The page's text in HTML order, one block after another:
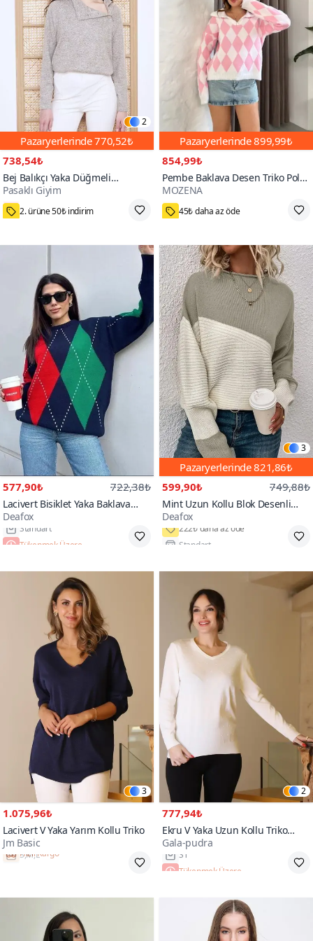
2
Pazaryerlerinde770,52₺
738,54₺
Bej Balıkçı Yaka Düğmeli
Yumuşak Kışlık Kazak
Pasaklı Giyim
500+
2. ürüne 50₺ indirim
Pazaryerlerinde899,99₺
854,99₺
Pembe Baklava Desen Triko Polo
Yaka Kazak
MOZENA
45₺ daha az öde
577,90₺ 722,38₺
Lacivert Bisiklet Yaka Baklava
Desen Triko Kazak
Deafox
3
Pazaryerlerinde821,86₺
599,90₺
749,88₺
Mint Uzun Kollu Blok Desenli
Triko Bluz
Deafox
3
1.075,96₺
Lacivert V Yaka Yarım Kollu Triko
Jm Basic
Hızlı Kargo
2
777,94₺
Ekru V Yaka Uzun Kollu Triko
Kazak
Gala-pudra